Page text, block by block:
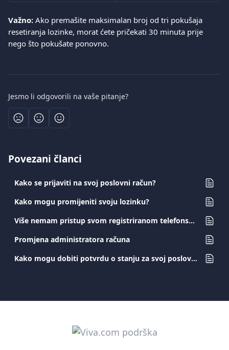
Važno: Ako premašite maksimalan broj od tri pokušaja
resetiranja lozinke, morat ćete pričekati 30 minuta prije
nego što pokušate ponovno.
Jesmo li odgovorili na vaše pitanje?
Povezani članci
Kako se prijaviti na svoj poslovni račun?
Kako mogu promijeniti svoju lozinku?
Više nemam pristup svom registriranom telefonskom broju. Kako ga mogu promijeniti?
Promjena administratora računa
Kako mogu dobiti potvrdu o stanju za svoj poslovni račun?